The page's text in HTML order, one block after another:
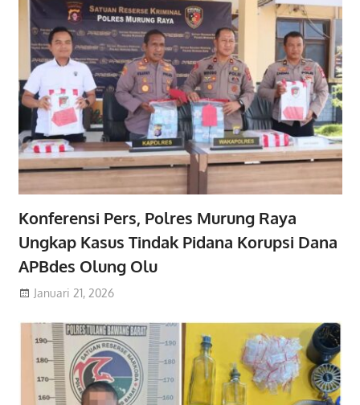
Konferensi Pers, Polres Murung Raya
Ungkap Kasus Tindak Pidana Korupsi Dana
APBdes Olung Olu
Januari 21, 2026